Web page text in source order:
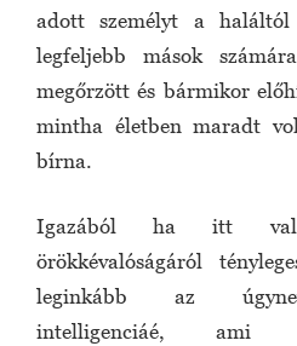
adott személyt a
legfeljebb mások
megőrzött és bármikor
mintha életben maradt
bírna.
Igazából ha itt
örökkévalóságáról
leginkább az
intelligenciáé, ami